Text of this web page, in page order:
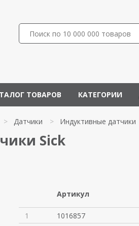
ТОВАРОВ КАТЕГОРИИ
> Датчики > Индуктивные датчики
Sick
Артикул
1 1016857